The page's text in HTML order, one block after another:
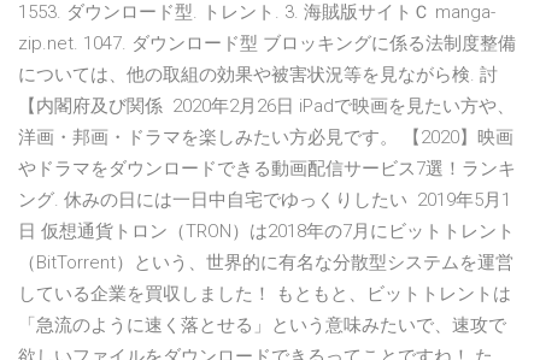
1553. ダウンロード型. トレント. 3. 海賊版サイトＣ manga-
zip.net. 1047. ダウンロード型 ブロッキングに係る法制度整備
については、他の取組の効果や被害状況等を見ながら検. 討
【内閣府及び関係 2020年2月26日 iPadで映画を見たい方や、
洋画・邦画・ドラマを楽しみたい方必見です。 【2020】映画
やドラマをダウンロードできる動画配信サービス7選！ランキ
ング. 休みの日には一日中自宅でゆっくりしたい 2019年5月1
日 仮想通貨トロン（TRON）は2018年の7月にビットトレント
（BitTorrent）という、世界的に有名な分散型システムを運営
している企業を買収しました！ もともと、ビットトレントは
「急流のように速く落とせる」という意味みたいで、速攻で